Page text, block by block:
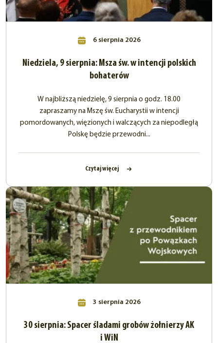
6 sierpnia 2026
Niedziela, 9 sierpnia: Msza św. w intencji polskich
bohaterów
W najbliższą niedzielę, 9 sierpnia o godz. 18.00
zapraszamy na Mszę św. Eucharystii w intencji
pomordowanych, więzionych i walczących za niepodległą
Polskę będzie przewodni...
Czytaj więcej
3 sierpnia 2026
30 sierpnia: Spacer śladami grobów żołnierzy AK
i WiN